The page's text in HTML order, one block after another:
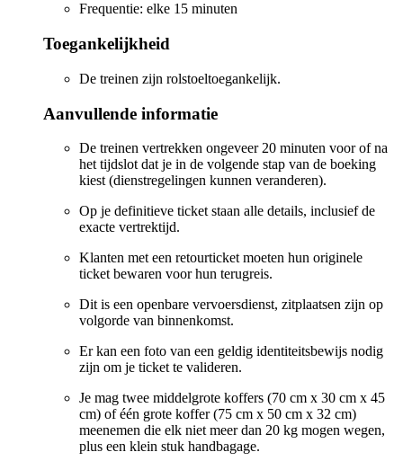
Frequentie: elke 15 minuten
Toegankelijkheid
De treinen zijn rolstoeltoegankelijk.
Aanvullende informatie
De treinen vertrekken ongeveer 20 minuten voor of na
het tijdslot dat je in de volgende stap van de boeking
kiest (dienstregelingen kunnen veranderen).
Op je definitieve ticket staan alle details, inclusief de
exacte vertrektijd.
Klanten met een retourticket moeten hun originele
ticket bewaren voor hun terugreis.
Dit is een openbare vervoersdienst, zitplaatsen zijn op
volgorde van binnenkomst.
Er kan een foto van een geldig identiteitsbewijs nodig
zijn om je ticket te valideren.
Je mag twee middelgrote koffers (70 cm x 30 cm x 45
cm) of één grote koffer (75 cm x 50 cm x 32 cm)
meenemen die elk niet meer dan 20 kg mogen wegen,
plus een klein stuk handbagage.